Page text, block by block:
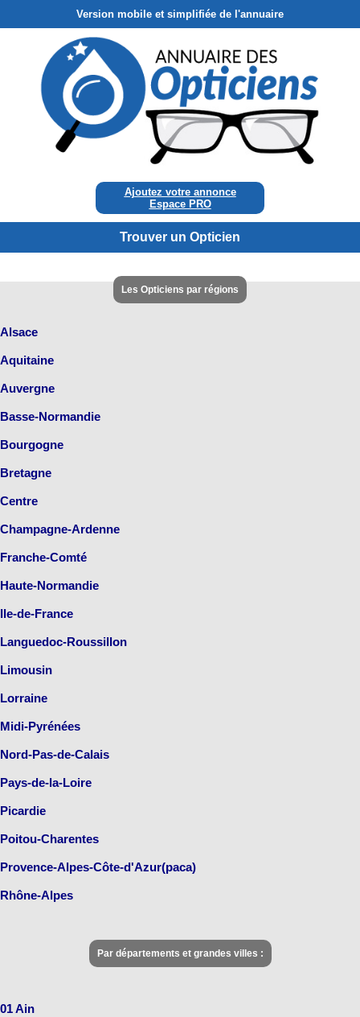
Version mobile et simplifiée de l'annuaire
Ajoutez votre annonce
Espace PRO
Trouver un Opticien
Les Opticiens par régions
Alsace
Aquitaine
Auvergne
Basse-Normandie
Bourgogne
Bretagne
Centre
Champagne-Ardenne
Franche-Comté
Haute-Normandie
Ile-de-France
Languedoc-Roussillon
Limousin
Lorraine
Midi-Pyrénées
Nord-Pas-de-Calais
Pays-de-la-Loire
Picardie
Poitou-Charentes
Provence-Alpes-Côte-d'Azur(paca)
Rhône-Alpes
Par départements et grandes villes :
01 Ain